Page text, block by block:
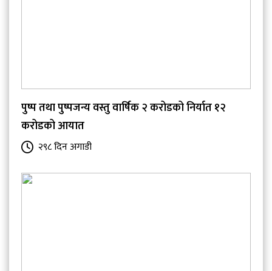
पुष्प तथा पुष्पजन्य वस्तु वार्षिक २ करोडको निर्यात १२
करोडको आयात
२९८ दिन अगाडी